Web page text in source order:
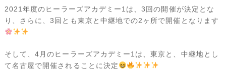
2021年度のヒーラーズアカデミー1は、3回の開催が決定とな
り、さらに、3回とも東京と中継地での2ヶ所で開催となります
そして、4月のヒーラーズアカデミー1は、東京と、中継地とし
て名古屋で開催されることに決定